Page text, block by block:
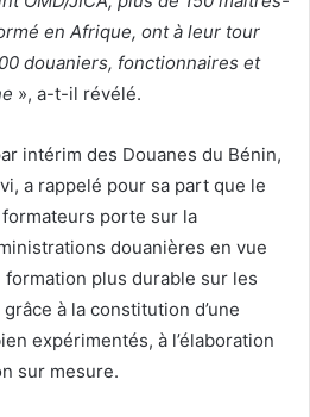
en Afrique, ont à leur tour
douaniers, fonctionnaires et
», a-t-il révélé.
intérim des Douanes du Bénin,
a rappelé pour sa part que le
porte sur la
douanières en vue
formation plus durable sur les
à la constitution d’une
expérimentés, à l’élaboration
sur mesure.